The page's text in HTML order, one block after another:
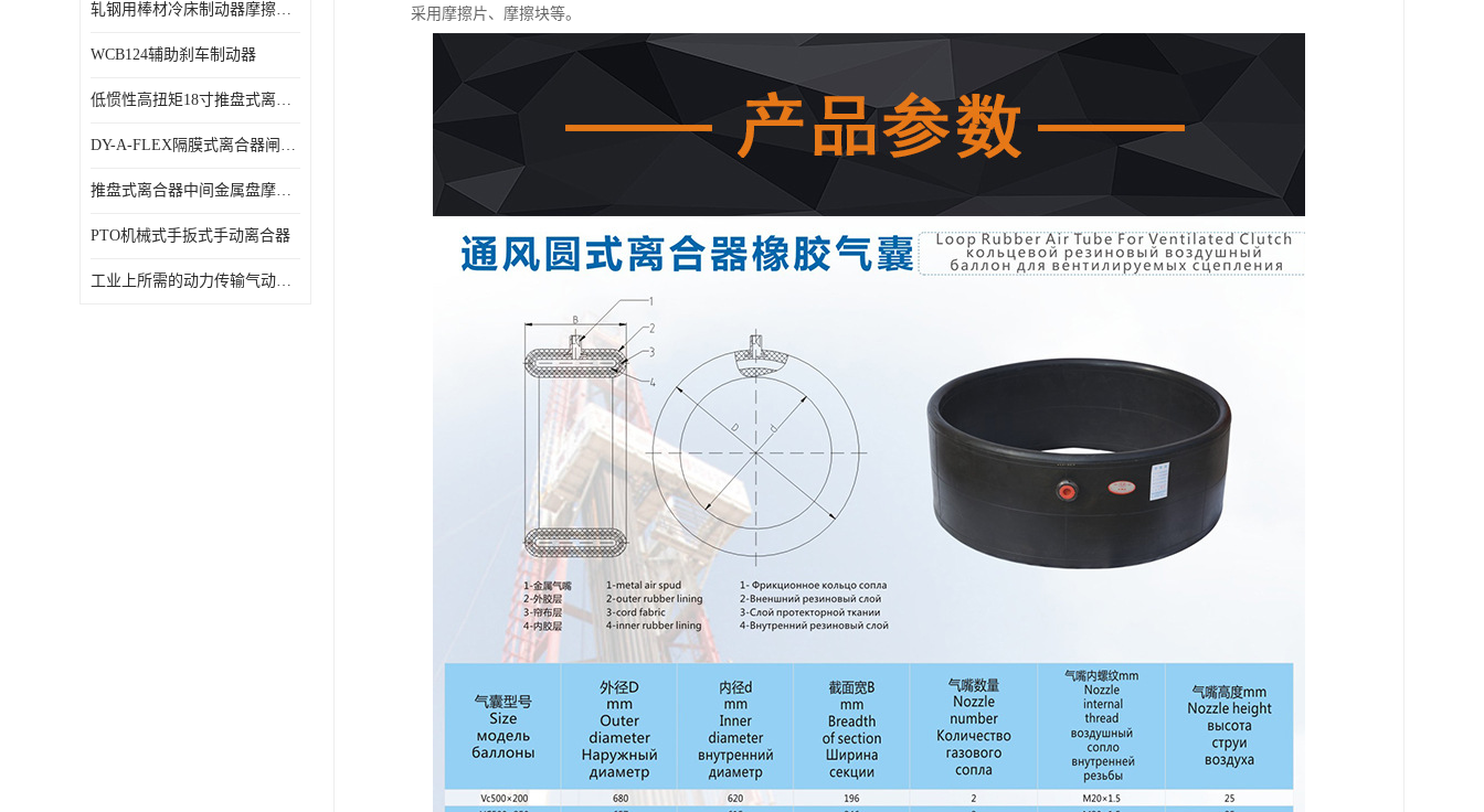
轧钢用棒材冷床制动器摩擦片218
WCB124辅助刹车制动器
低惯性高扭矩18寸推盘式离合器中心盘齿盘W18-11-101
DY-A-FLEX隔膜式离合器闸瓦总成7015125A
推盘式离合器中间金属盘摩擦盘18寸
PTO机械式手扳式手动离合器
工业上所需的动力传输气动离合器WCB424
采用摩擦片、摩擦块等。